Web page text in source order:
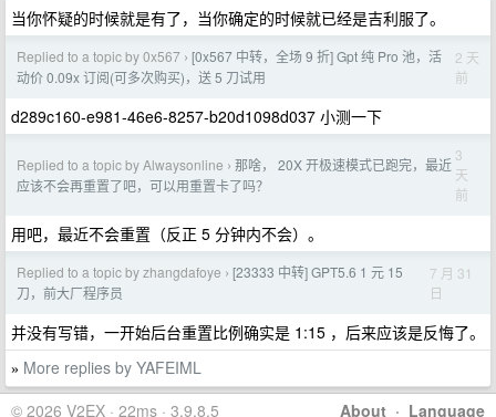
当你怀疑的时候就是有了，当你确定的时候就已经是吉利服了。
Replied to a topic by 0x567 › [0x567 中转，全场 9 折] Gpt 纯 Pro 池，活
动价 0.09x 订阅(可多次购买)，送 5 刀试用
2 天
前
d289c160-e981-46e6-8257-b20d1098d037 小测一下
Replied to a topic by Alwaysonline › 那啥， 20X 开极速模式已跑完，最近
应该不会再重置了吧，可以用重置卡了吗？
3
天
前
用吧，最近不会重置（反正 5 分钟内不会）。
Replied to a topic by zhangdafoye › [23333 中转] GPT5.6 1 元 15
刀，前大厂程序员
7 月 31
日
并没有写错，一开始后台重置比例确实是 1:15 ，后来应该是反悔了。
» More replies by YAFEIML
About · Language
© 2026 V2EX · 22ms · 3.9.8.5